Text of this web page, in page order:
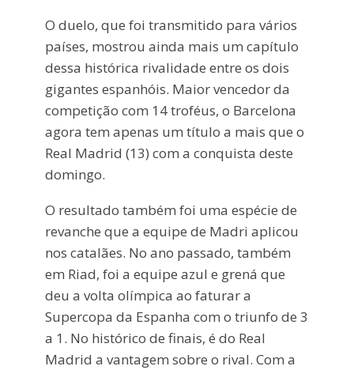
O duelo, que foi transmitido para vários
países, mostrou ainda mais um capítulo
dessa histórica rivalidade entre os dois
gigantes espanhóis. Maior vencedor da
competição com 14 troféus, o Barcelona
agora tem apenas um título a mais que o
Real Madrid (13) com a conquista deste
domingo.
O resultado também foi uma espécie de
revanche que a equipe de Madri aplicou
nos catalães. No ano passado, também
em Riad, foi a equipe azul e grená que
deu a volta olímpica ao faturar a
Supercopa da Espanha com o triunfo de 3
a 1. No histórico de finais, é do Real
Madrid a vantagem sobre o rival. Com a